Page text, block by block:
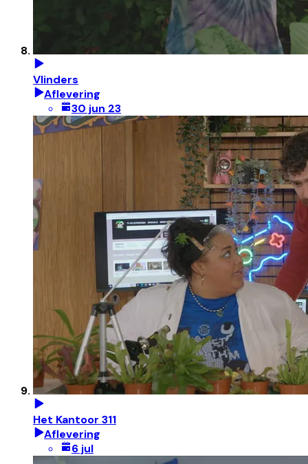
Vlinders
Aflevering
30 jun 23
Het Kantoor 311
Aflevering
6 jul